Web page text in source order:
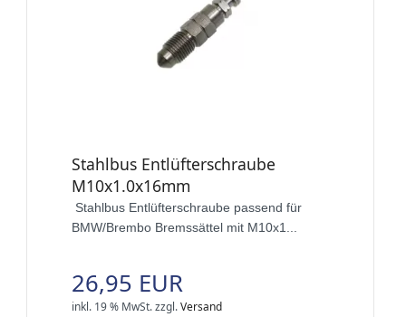
Stahlbus Entlüfterschraube
M10x1.0x16mm
Stahlbus Entlüfterschraube passend für
BMW/Brembo Bremssättel mit M10x1...
26,95 EUR
inkl. 19 % MwSt.zzgl.Versand